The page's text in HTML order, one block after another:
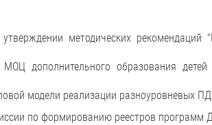
методических рекомендаций
дополнительного образования детей
модели реализации разноуровневых
по формированию реестров программ